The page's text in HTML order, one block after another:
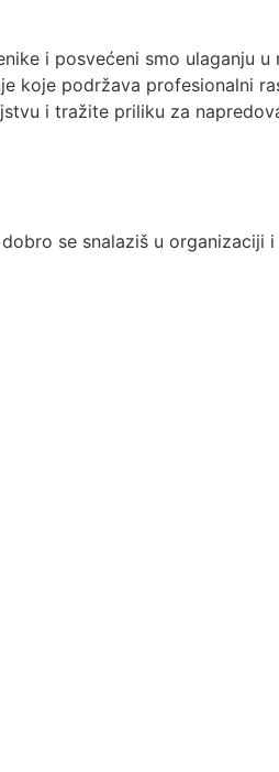
i posvećeni smo ulaganju
koje podržava profesionalni
i tražite priliku za
se snalaziš u organizaciji